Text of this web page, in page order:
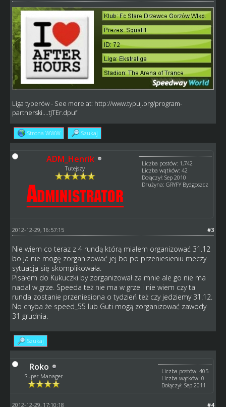
Liga typerów- See more at: http://www.typuj.org/program-
partnerski....tJTEr.dpuf
Strona WWW Szukaj
ADM_Henrik
Tutejszy
Liczba postów: 1,742
Liczba wątków: 42
Dołączył: Sep 2010
Drużyna: GRYFY Bydgoszcz
#3
2012-12-29, 16:57:15
Nie wiem co teraz z 4 rundą którą miałem organizować 31.12
bo ja nie mogę zorganizować jej bo po przeniesieniu meczy
sytuacja się skomplikowała.
Pisałem do Kukuczki by zorganizował za mnie ale go nie ma
nadal w grze. Speeda też nie ma w grze i nie wiem czy ta
runda zostanie przeniesiona o tydzień też czy jedziemy 31.12.
No chyba że speed_55 lub Guti mogą zorganizować zawody
31 grudnia.
Szukaj
Roko
Super Manager
Liczba postów: 405
Liczba wątków: 0
Dołączył: Sep 2011
#4
2012-12-29, 17:10:18